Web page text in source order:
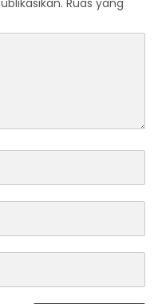
nilai Kemanusiaan
Ruas yang